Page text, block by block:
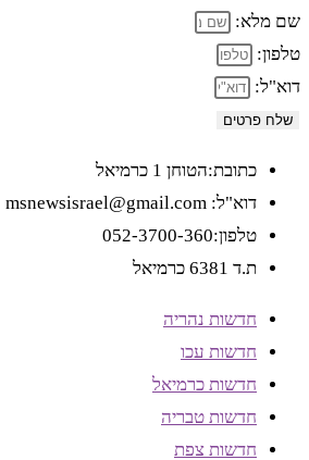
שם מלא:
טלפון:
דוא"ל:
שלח פרטים
כתובת:הטוחן 1 כרמיאל
דוא"ל: msnewsisrael@gmail.com
טלפון:052-3700-360
ת.ד 6381 כרמיאל
חדשות נהריה
חדשות עכו
חדשות כרמיאל
חדשות טבריה
חדשות צפת